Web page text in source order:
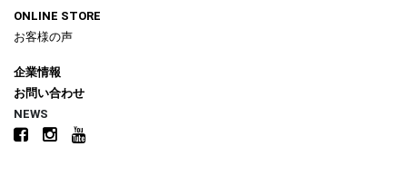
ONLINE STORE
お客様の声
企業情報
お問い合わせ
NEWS